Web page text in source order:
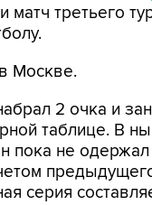
матч третьего
Москве.
2 очка и
таблице. В
пока не одержал
серия